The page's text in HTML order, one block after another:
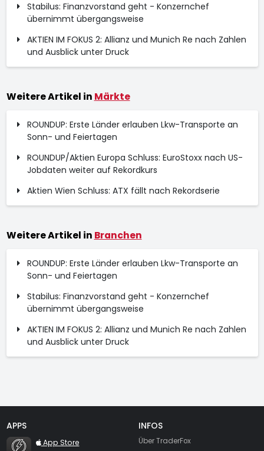
Stabilus: Finanzvorstand geht - Konzernchef
übernimmt übergangsweise
AKTIEN IM FOKUS 2: Allianz und Munich Re nach Zahlen
und Ausblick unter Druck
Weitere Artikel in Märkte
ROUNDUP: Erste Länder erlauben Lkw-Transporte an
Sonn- und Feiertagen
ROUNDUP/Aktien Europa Schluss: EuroStoxx nach US-
Jobdaten weiter auf Rekordkurs
Aktien Wien Schluss: ATX fällt nach Rekordserie
Weitere Artikel in Branchen
ROUNDUP: Erste Länder erlauben Lkw-Transporte an
Sonn- und Feiertagen
Stabilus: Finanzvorstand geht - Konzernchef
übernimmt übergangsweise
AKTIEN IM FOKUS 2: Allianz und Munich Re nach Zahlen
und Ausblick unter Druck
APPS
TraderFox Flash
App Store
INFOS
Über TraderFox